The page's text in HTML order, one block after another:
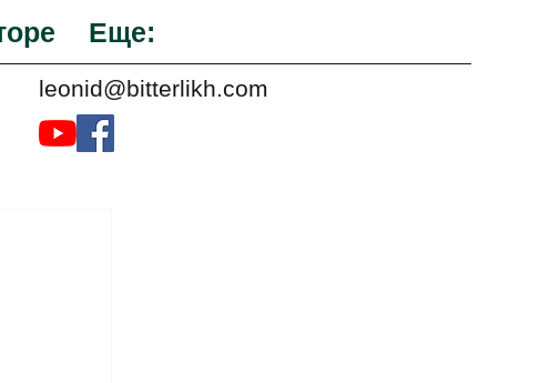
Еще:
leonid@bitterlikh.com